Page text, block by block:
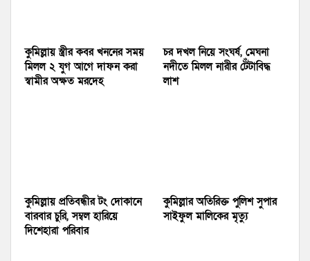
কুমিল্লায় স্ত্রীর কবর খননের সময়
মিলল ২ যুগ আগে দাফন করা
স্বামীর অক্ষত মরদেহ
চর দখল নিয়ে সংঘর্ষ, মেঘনা
নদীতে মিলল নারীর টেঁটাবিদ্ধ
লাশ
কুমিল্লায় প্রতিবন্ধীর টং দোকানে
বারবার চুরি, সম্বল হারিয়ে
দিশেহারা পরিবার
কুমিল্লার অতিরিক্ত পুলিশ সুপার
সাইফুল মালিকের মৃত্যু